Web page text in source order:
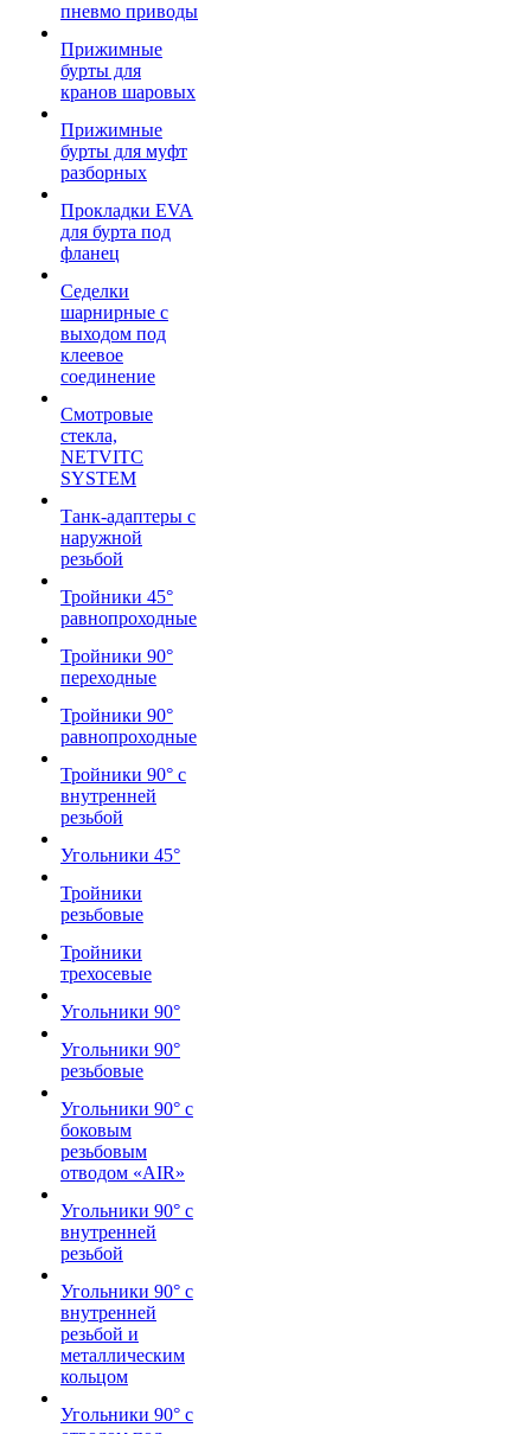
пневмо приводы
Прижимные
бурты для
кранов шаровых
Прижимные
бурты для муфт
разборных
Прокладки EVA
для бурта под
фланец
Седелки
шарнирные с
выходом под
клеевое
соединение
Смотровые
стекла,
NETVITC
SYSTEM
Танк-адаптеры с
наружной
резьбой
Тройники 45°
равнопроходные
Тройники 90°
переходные
Тройники 90°
равнопроходные
Тройники 90° с
внутренней
резьбой
Угольники 45°
Тройники
резьбовые
Тройники
трехосевые
Угольники 90°
Угольники 90°
резьбовые
Угольники 90° с
боковым
резьбовым
отводом «AIR»
Угольники 90° с
внутренней
резьбой
Угольники 90° с
внутренней
резьбой и
металлическим
кольцом
Угольники 90° с